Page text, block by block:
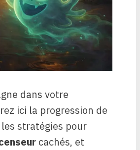
dans votre
ici la progression de
les stratégies pour
cachés, et